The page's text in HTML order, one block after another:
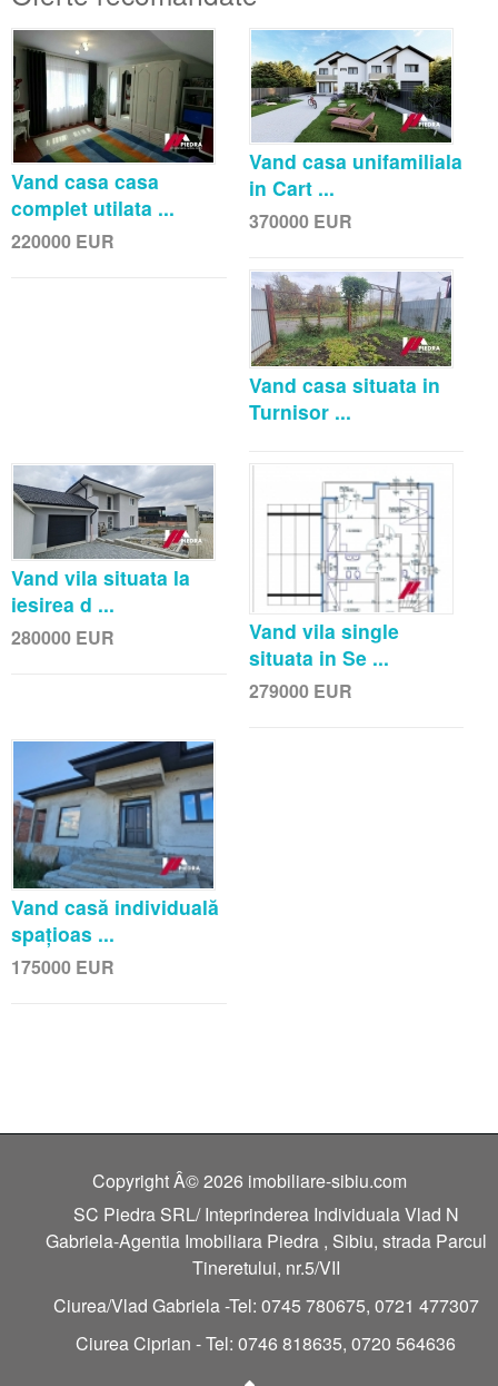
Vand casa casa
complet utilata ...
220000 EUR
Vand casa unifamiliala
in Cart ...
370000 EUR
Vand casa situata in
Turnisor ...
Vand vila situata la
iesirea d ...
280000 EUR
Vand vila single
situata in Se ...
279000 EUR
Vand casă individuală
spațioas ...
175000 EUR
Copyright Â© 2026 imobiliare-sibiu.com
SC Piedra SRL/ Inteprinderea Individuala Vlad N
Gabriela-Agentia Imobiliara Piedra , Sibiu, strada Parcul
Tineretului, nr.5/VII
Ciurea/Vlad Gabriela -Tel: 0745 780675, 0721 477307
Ciurea Ciprian - Tel: 0746 818635, 0720 564636